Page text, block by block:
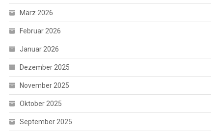
März 2026
Februar 2026
Januar 2026
Dezember 2025
November 2025
Oktober 2025
September 2025